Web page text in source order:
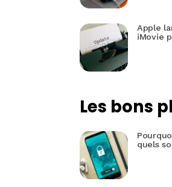
Apple
iMovie
Les bons
quels